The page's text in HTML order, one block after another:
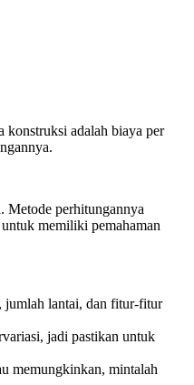
konstruksi adalah biaya per
Metode perhitungannya
memiliki pemahaman
jumlah lantai, dan fitur-fitur
jadi pastikan untuk
memungkinkan, mintalah